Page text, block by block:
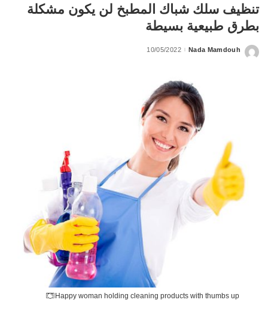
تنظيف سلك شباك المطبخ لن يكون مشكلة
بطرق طبيعية بسيطة
Posted
Nada Mamdouh
10/05/2022
Happy woman holding cleaning products with thumbs up